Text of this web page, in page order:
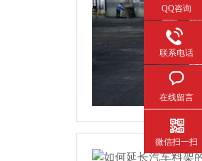
QQ咨询
联系电话
在线留言
微信扫一扫